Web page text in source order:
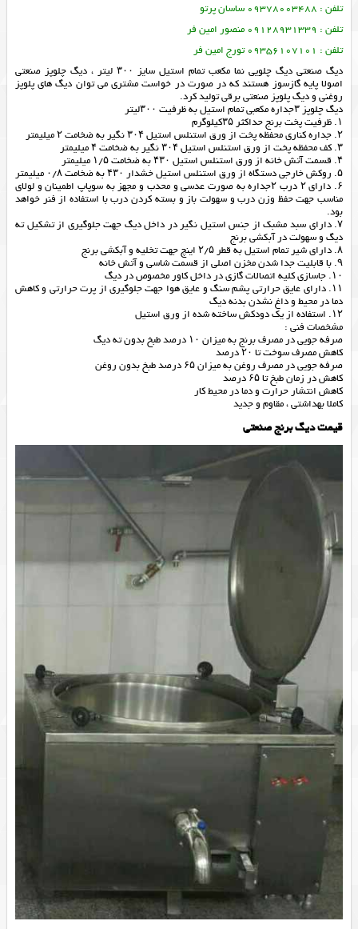
تلفن : 09378003488 ساسان پرتو
تلفن : 09128931339 منصور امین فر
تلفن : 09356107101 تورج امین فر
دیگ صنعتی دیگ چلویی نما مکعب تمام استیل سایز ۳۰۰ لیتر ، دیگ چلوپز صنعتی
اصولا پایه گازسوز هستند که در صورت در خواست مشتری می توان دیگ های پلوپز
روغنی و دیگ پلوپز صنعتی برقی تولید کرد.
دیگ چلوپز ۳جداره مکعبی تمام استیل به ظرفیت ۳۰۰لیتر
۱. ظرفیت پخت برنج حداکثر ۳۵کیلوگرم
۲. جداره کناری محفظه پخت از ورق استنلس استیل ۳۰۴ نگیر به ضخامت ۲ میلیمتر
۳. کف محفظه پخت از ورق استنلس استیل ۳۰۴ نگیر به ضخامت ۴ میلیمتر
۴. قسمت آتش خانه از ورق استنلس استیل ۴۳۰ به ضخامت ۱/۵ میلیمتر
۵. روکش خارجی دستگاه از ورق استنلس استیل خشدار ۴۳۰ به ضخامت ۰/۸ میلیمتر
۶. دارای ۲ درب ۲جداره به صورت عدسی و محدب و مجهز به سوپاپ اطمینان و لولای
مناسب جهت حفظ وزن درب و سهولت باز و بسته کردن درب با استفاده از فنر خواهد
بود.
۷. دارای سبد مشبک از جنس استیل نگیر در داخل دیگ جهت جلوگیری از تشکیل ته
دیگ و سهولت در آبکشی برنج
۸. دارای شیر تمام استیل به قطر ۲/۵ اینچ جهت تخلیه و آبکشی برنج
۹. با قابلیت جدا شدن مخزن اصلی از قسمت شاسی و آتش خانه
۱۰. جاسازی کلیه اتصالات گازی در داخل کاور مخصوص در دیگ
۱۱. دارای عایق حرارتی پشم سنگ و عایق هوا جهت جلوگیری از پرت حرارتی و کاهش
دما در محیط و داغ نشدن بدنه دیگ
۱۲. استفاده از یک دودکش ساخته شده از ورق استیل
مشخصات فنی :
صرفه جویی در مصرف برنج به میزان ۱۰ درصد طبخ بدون ته دیگ
کاهش مصرف سوخت تا ۲۰ درصد
صرفه جویی در مصرف روغن به میزان ۶۵ درصد طبخ بدون روغن
کاهش در زمان طبخ تا ۶۵ درصد
کاهش انتشار حرارت و دما در محیط کار
کاملا بهداشتی ، مقاوم و جدید
قیمت دیگ برنج صنعتی